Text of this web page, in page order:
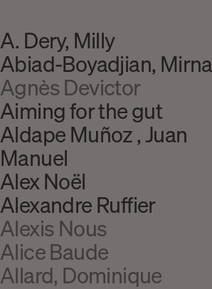
A. Dery, Milly
Abiad-Boyadjian, Mirna
Agnès Devictor
Aiming for the gut
Aldape Muñoz , Juan
Manuel
Alex Noël
Alexandre Ruffier
Alexis Nous
Alice Baude
Allard, Dominique